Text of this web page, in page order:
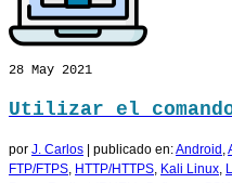
28 May 2021
Utilizar el
por J. Carlos publicado en:Android ,
FTP/FTPS, HTTP/HTTPS, Kali Linux,